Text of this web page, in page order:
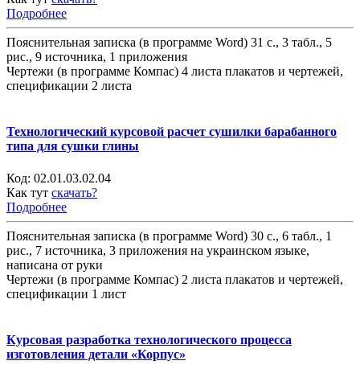
Подробнее
Пояснительная записка (в программе Word) 31 с., 3 табл., 5
рис., 9 источника, 1 приложения
Чертежи (в программе Компас) 4 листа плакатов и чертежей,
спецификации 2 листа
Технологический курсовой расчет сушилки барабанного
типа для сушки глины
Код: 02.01.03.02.04
Как тут скачать?
Подробнее
Пояснительная записка (в программе Word) 30 с., 6 табл., 1
рис., 7 источника, 3 приложения на украинском языке,
написана от руки
Чертежи (в программе Компас) 2 листа плакатов и чертежей,
спецификации 1 лист
Курсовая разработка технологического процесса
изготовления детали «Корпус»